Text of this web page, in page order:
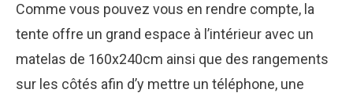
Comme vous pouvez vous en rendre compte, la
tente offre un grand espace à l’intérieur avec un
matelas de 160x240cm ainsi que des rangements
sur les côtés afin d’y mettre un téléphone, une